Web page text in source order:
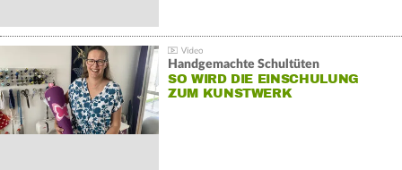
Handgemachte Schultüten
SO WIRD DIE EINSCHULUNG
ZUM KUNSTWERK